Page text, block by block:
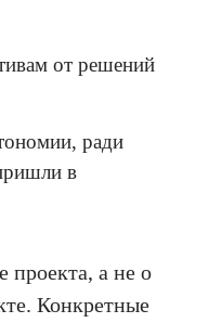
от решений
ради
в
проекта, а не о
Конкретные